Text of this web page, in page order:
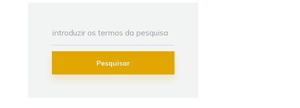
Pesquisar